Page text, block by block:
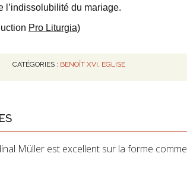
l’indissolubilité du mariage.
Pro Liturgia)
CATÉGORIES : BENOÎT XVI, EGLISE
Müller est excellent sur la forme comme